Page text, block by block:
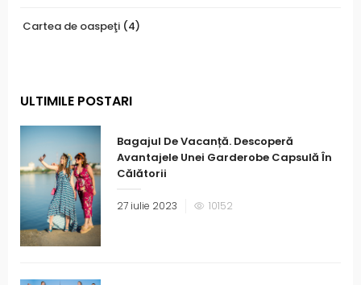
Cartea de oaspeţi (4)
ULTIMILE POSTARI
Bagajul De Vacanță. Descoperă
Avantajele Unei Garderobe Capsulă În
Călătorii
27 iulie 2023 10152